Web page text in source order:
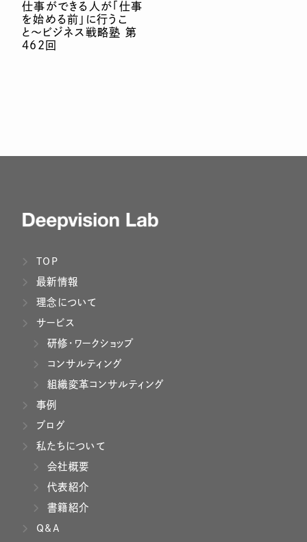
仕事ができる人が「仕事
を始める前」に行うこ
と〜ビジネス戦略塾 第
462回
TOP
最新情報
理念について
サービス
研修・ワークショップ
コンサルティング
組織変革コンサルティング
事例
ブログ
私たちについて
会社概要
代表紹介
書籍紹介
Q&A